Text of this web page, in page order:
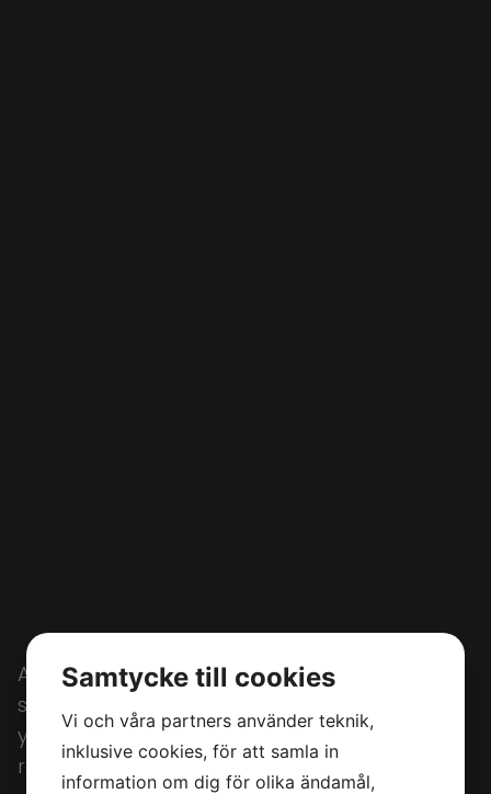
AutomatiserastädningenmedKärchers
självgående
ytor
somkräverregelbunden ochnoggrann
rengöring.
Samtycke till cookies
Vi och våra partners använder teknik,
inklusive cookies, för att samla in
information om dig för olika ändamål,